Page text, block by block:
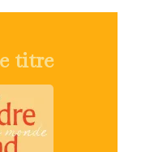
titre